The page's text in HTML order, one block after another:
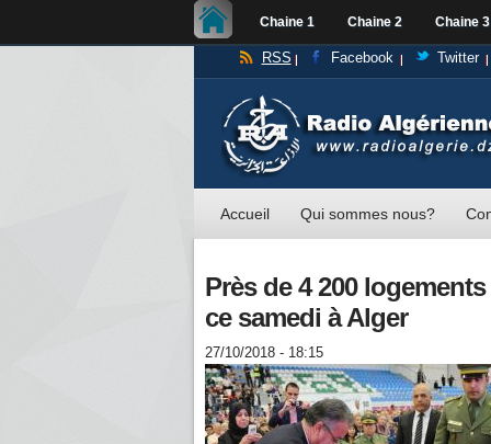
Chaine 1 Chaine 2 Chaine 3
RSS Facebook Twitter
Accueil Qui sommes nous?
Près de 4 200
ce samedi à Alger
27/10/2018 - 18:15